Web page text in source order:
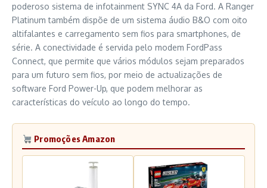
poderoso sistema de infotainment SYNC 4A da Ford. A Ranger
Platinum também dispõe de um sistema áudio B&O com oito
altifalantes e carregamento sem fios para smartphones, de
série. A conectividade é servida pelo modem FordPass
Connect, que permite que vários módulos sejam preparados
para um futuro sem fios, por meio de actualizações de
software Ford Power-Up, que podem melhorar as
características do veículo ao longo do tempo.
Promoções Amazon